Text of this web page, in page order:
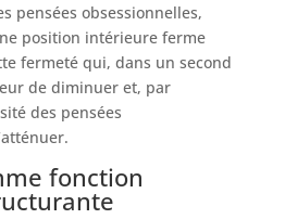
pensées obsessionnelles,
position intérieure ferme
fermeté qui, dans un second
de diminuer et, par
des pensées
fonction